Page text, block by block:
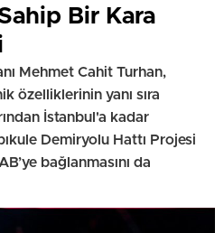
Bir Kara
Mehmet Cahit Turhan,
özelliklerinin yanı sıra
İstanbul'a kadar
Demiryolu Hattı Projesi
bağlanmasını da